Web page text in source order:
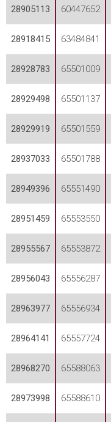
28905113 60447652
28918415 63484841
28928783 65501009
28929498 65501137
28929919 65501559
28937033 65501788
28949396 65551490
28951459 65553550
28955567 65553872
28956043 65556287
28963977 65556934
28964141 65557724
28968270 65588063
28973998 65588610